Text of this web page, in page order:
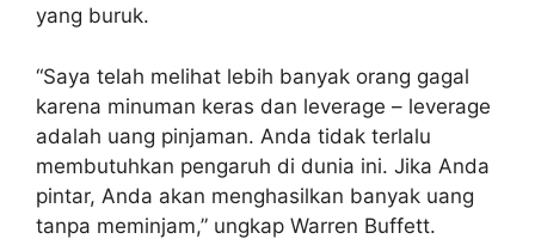
yang buruk.
“Saya telah melihat lebih banyak orang gagal
karena minuman keras dan leverage – leverage
adalah uang pinjaman. Anda tidak terlalu
membutuhkan pengaruh di dunia ini. Jika Anda
pintar, Anda akan menghasilkan banyak uang
tanpa meminjam,” ungkap Warren Buffett.